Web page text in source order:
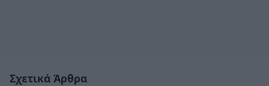
Σχετικά Άρθρα